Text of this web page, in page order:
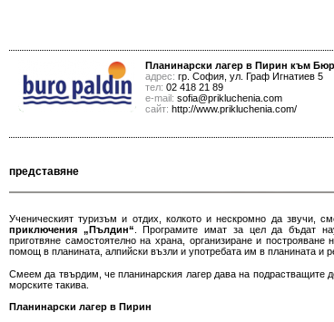
Планинарски лагер в Пирин към
адрес: гр. София, ул. Граф Игнатиев 5
тел: 02 418 21 89
е-mail: sofia@prikluchenia.com
сайт: http://www.prikluchenia.com/
представяне
Ученическият туризъм и отдих, колкото и нескромно да звучи,
приключения „Пълдин“ . Програмите имат за цел да бъдат
приготвяне самостоятелно на храна, организиране и
помощ в планината, алпийски възли и употребата им в планината и
Смеем да твърдим, че планинарския лагер дава на подрастващите
морските такива.
Планинарски лагер в Пирин